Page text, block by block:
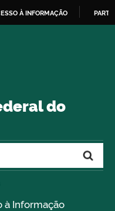
À INFORMAÇÃO
do
à Informação